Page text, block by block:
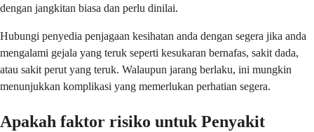
dengan jangkitan biasa dan perlu dinilai.
Hubungi penyedia penjagaan kesihatan anda dengan segera jika anda
mengalami gejala yang teruk seperti kesukaran bernafas, sakit dada,
atau sakit perut yang teruk. Walaupun jarang berlaku, ini mungkin
menunjukkan komplikasi yang memerlukan perhatian segera.
Apakah faktor risiko untuk Penyakit